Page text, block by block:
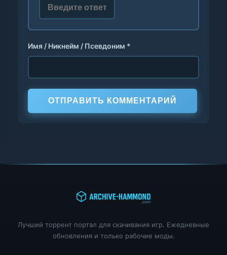
Имя / Никнейм / Псевдоним *
ОТПРАВИТЬ КОММЕНТАРИЙ
Лучший торрент портал для скачивания игр. Ежедневные
обновления и только рабочие моды.